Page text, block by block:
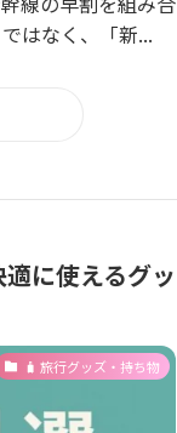
はなく、「新...
に使えるグッ
🧳 旅行グッズ・持ち物